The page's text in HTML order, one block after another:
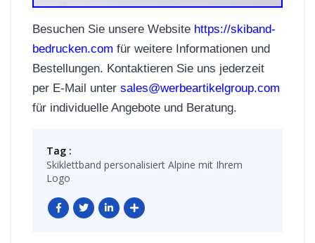
Besuchen Sie unsere Website https://skiband-
bedrucken.com für weitere Informationen und
Bestellungen. Kontaktieren Sie uns jederzeit
per E-Mail unter sales@werbeartikelgroup.com
für individuelle Angebote und Beratung.
Tag :
Skiklettband personalisiert Alpine mit Ihrem
Logo